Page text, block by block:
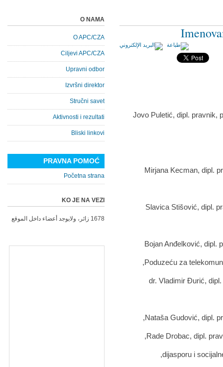
Poduzeću za
dijasporu i
O NAMA
O APC/CZA
Ciljevi APC/CZA
Upravni odbor
Izvršni direktor
Stručni savet
Aktivnosti i rezultati
Bliski linkovi
PRAVNA POMOĆ
Početna strana
KO JE NA VEZI
1678 زائر، ولايوجد أعضاء داخل الموقع